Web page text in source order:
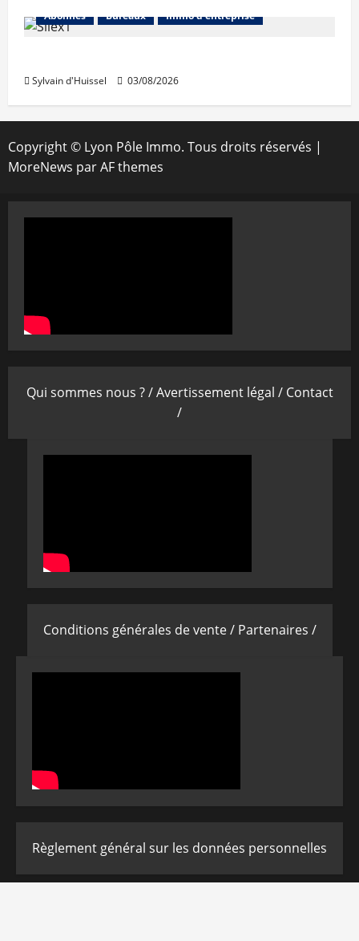
Abonnés
Bureaux Immo d'entreprise
Sylvain d'Huissel 03/08/2026
Copyright © Lyon Pôle Immo. Tous droits réservés |
MoreNews par AF themes
Qui sommes nous ? /Avertissement légal / Contact
/
Conditions générales de vente / Partenaires /
Règlement général sur les données personnelles